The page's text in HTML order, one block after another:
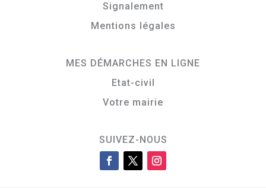
Signalement
Mentions légales
MES DÉMARCHES EN LIGNE
Etat-civil
Votre mairie
SUIVEZ-NOUS